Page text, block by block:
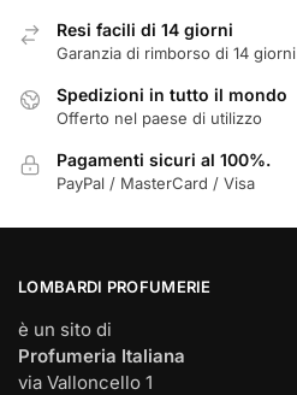
Resi facili di 14 giorni
Garanzia di rimborso di 14 giorni
Spedizioni in tutto il mondo
Offerto nel paese di utilizzo
Pagamenti sicuri al 100%.
PayPal / MasterCard / Visa
LOMBARDI PROFUMERIE
è un sito di
Profumeria Italiana
via Valloncello 1